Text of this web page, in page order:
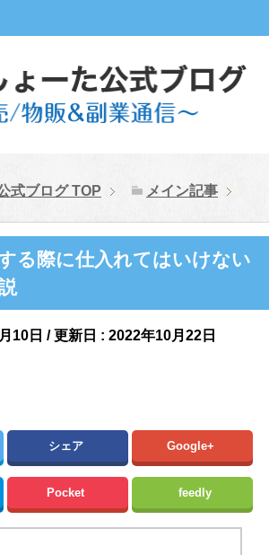
式ブログTOP メイン記事
る際に仕入れてはいけない
10日 / 更新日 : 2022年10月22日
シェア Google+
Pocket feedly